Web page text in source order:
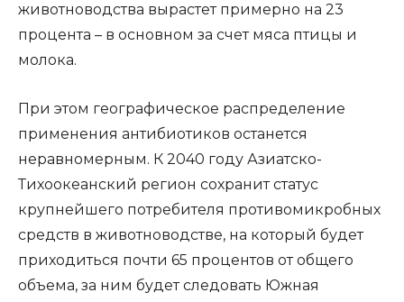
животноводства вырастет примерно на 23
процента – в основном за счет мяса птицы и
молока.
При этом географическое распределение
применения антибиотиков останется
неравномерным. К 2040 году Азиатско-
Тихоокеанский регион сохранит статус
крупнейшего потребителя противомикробных
средств в животноводстве, на который будет
приходиться почти 65 процентов от общего
объема, за ним будет следовать Южная